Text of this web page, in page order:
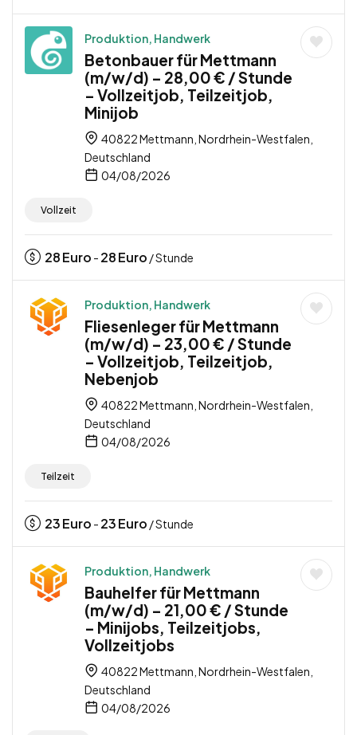
Produktion, Handwerk
Betonbauer für Mettmann
(m/w/d) – 28,00 € / Stunde
– Vollzeitjob, Teilzeitjob,
Minijob
40822 Mettmann, Nordrhein-Westfalen,
Deutschland
04/08/2026
Vollzeit
28Euro - 28Euro / Stunde
Produktion, Handwerk
Fliesenleger für Mettmann
(m/w/d) – 23,00 € / Stunde
– Vollzeitjob, Teilzeitjob,
Nebenjob
40822 Mettmann, Nordrhein-Westfalen,
Deutschland
04/08/2026
Teilzeit
23Euro - 23Euro / Stunde
Produktion, Handwerk
Bauhelfer für Mettmann
(m/w/d) – 21,00 € / Stunde
– Minijobs, Teilzeitjobs,
Vollzeitjobs
40822 Mettmann, Nordrhein-Westfalen,
Deutschland
04/08/2026